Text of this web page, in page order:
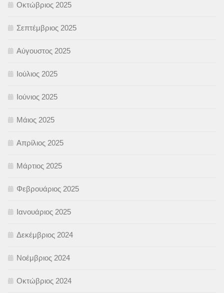
Οκτώβριος 2025
Σεπτέμβριος 2025
Αύγουστος 2025
Ιούλιος 2025
Ιούνιος 2025
Μάιος 2025
Απρίλιος 2025
Μάρτιος 2025
Φεβρουάριος 2025
Ιανουάριος 2025
Δεκέμβριος 2024
Νοέμβριος 2024
Οκτώβριος 2024